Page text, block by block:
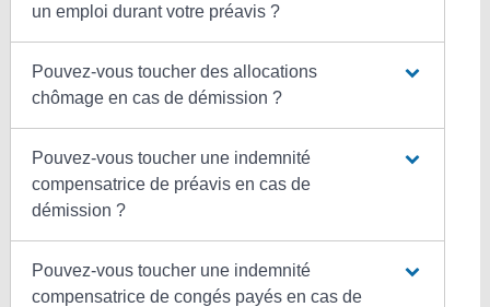
un emploi durant votre préavis ?
Pouvez-vous toucher des allocations
chômage en cas de démission ?
Pouvez-vous toucher une indemnité
compensatrice de préavis en cas de
démission ?
Pouvez-vous toucher une indemnité
compensatrice de congés payés en cas de